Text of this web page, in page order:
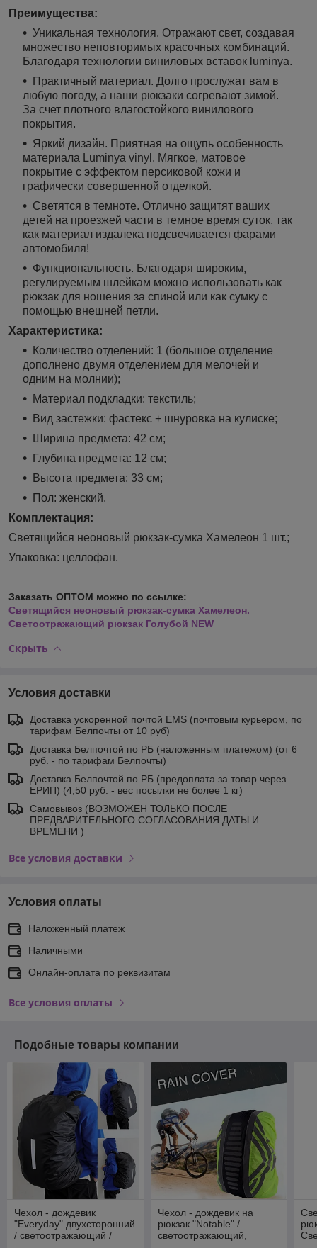
Преимущества:
Уникальная технология. Отражают свет, создавая
множество неповторимых красочных комбинаций.
Благодаря технологии виниловых вставок luminya.
Практичный материал. Долго прослужат вам в
любую погоду, а наши рюкзаки согревают зимой.
За счет плотного влагостойкого винилового
покрытия.
Яркий дизайн. Приятная на ощупь особенность
материала Luminya vinyl. Мягкое, матовое
покрытие с эффектом персиковой кожи и
графически совершенной отделкой.
Светятся в темноте. Отлично защитят ваших
детей на проезжей части в темное время суток, так
как материал издалека подсвечивается фарами
автомобиля!
Функциональность. Благодаря широким,
регулируемым шлейкам можно использовать как
рюкзак для ношения за спиной или как сумку с
помощью внешней петли.
Характеристика:
Количество отделений: 1 (большое отделение
дополнено двумя отделением для мелочей и
одним на молнии);
Материал подкладки: текстиль;
Вид застежки: фастекс + шнуровка на кулиске;
Ширина предмета: 42 см;
Глубина предмета: 12 см;
Высота предмета: 33 см;
Пол: женский.
Комплектация:
Светящийся неоновый рюкзак-сумка Хамелеон 1 шт.;
Упаковка: целлофан.
Заказать ОПТОМ можно по ссылке:
Светящийся неоновый рюкзак-сумка Хамелеон.
Светоотражающий рюкзак Голубой NEW
Скрыть
Условия доставки
Доставка ускоренной почтой EMS (почтовым курьером, по
тарифам Белпочты от 10 руб)
Доставка Белпочтой по РБ (наложенным платежом) (от 6
руб. - по тарифам Белпочты)
Доставка Белпочтой по РБ (предоплата за товар через
ЕРИП) (4,50 руб. - вес посылки не более 1 кг)
Самовывоз (ВОЗМОЖЕН ТОЛЬКО ПОСЛЕ
ПРЕДВАРИТЕЛЬНОГО СОГЛАСОВАНИЯ ДАТЫ И
ВРЕМЕНИ )
Все условия доставки
Условия оплаты
Наложенный платеж
Наличными
Онлайн-оплата по реквизитам
Все условия оплаты
Подобные товары компании
Чехол - дождевик
"Everyday" двухсторонний
/ светоотражающий /
Чехол - дождевик на
рюкзак "Notable" /
светоотражающий,